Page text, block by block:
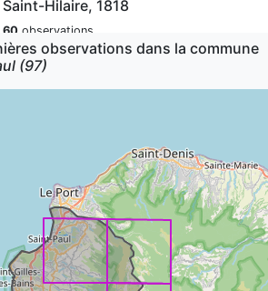
Saint-Hilaire, 1818
60 observations
Dernière observation en2019 Fiche espèce
Rat surmulot
Dernière observation en2013 Fiche espèce
Souris grise
Mus musculusLinnaeus, 1758
14observations
Dernière observation en2019 Fiche espèce
observations dans la commune
(97)